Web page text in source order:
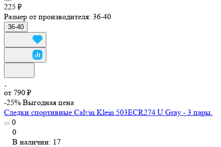
225 ₽
Размер от производителя: 36-40
36-40
от 790 ₽
-25% Выгодная цена
Следки спортивные Calvin Klein 503ECR274 U Gray - 3 пары.
0
0
В наличии: 17